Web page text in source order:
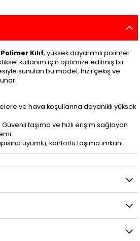
Kılıf, yüksek dayanımlı polimer
kullanım için optimize edilmiş bir
sunulan bu model, hızlı çekiş ve
ve hava koşullarına dayanıklı yüksek
Güvenli taşıma ve hızlı erişim sağlayan
uyumlu, konforlu taşıma imkanı.